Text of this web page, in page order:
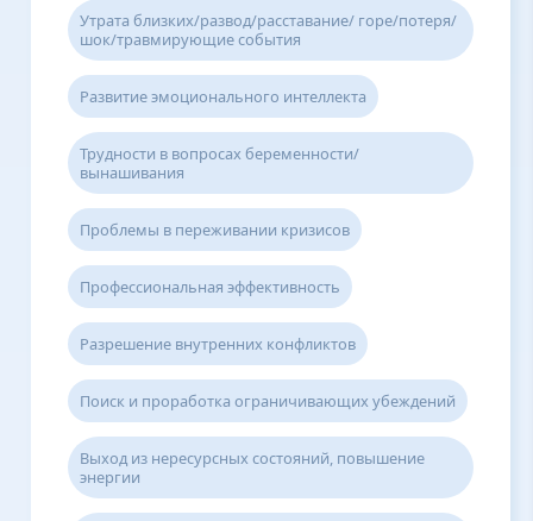
Утрата близких/развод/расставание/ горе/потеря/
шок/травмирующие события
Развитие эмоционального интеллекта
Трудности в вопросах беременности/
вынашивания
Проблемы в переживании кризисов
Профессиональная эффективность
Разрешение внутренних конфликтов
Поиск и проработка ограничивающих убеждений
Выход из нересурсных состояний, повышение
энергии